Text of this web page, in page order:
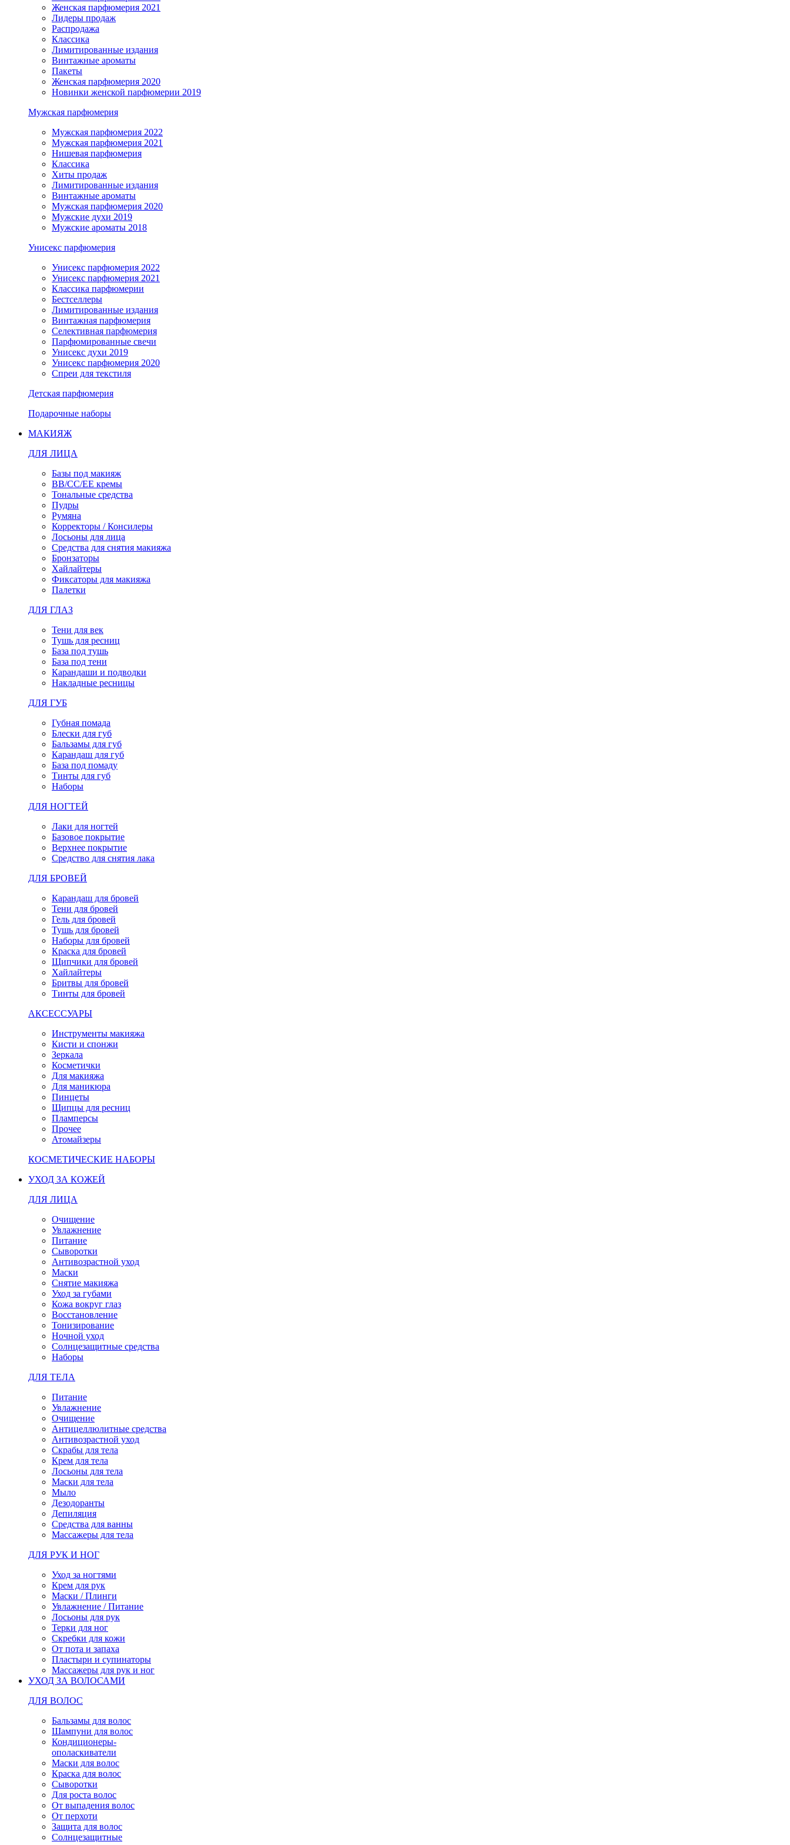
Женская парфюмерия 2021
Лидеры продаж
Распродажа
Классика
Лимитированные издания
Винтажные ароматы
Пакеты
Женская парфюмерия 2020
Новинки женской парфюмерии 2019
Мужская парфюмерия
Мужская парфюмерия 2022
Мужская парфюмерия 2021
Нишевая парфюмерия
Классика
Хиты продаж
Лимитированные издания
Винтажные ароматы
Мужская парфюмерия 2020
Мужские духи 2019
Мужские ароматы 2018
Унисекс парфюмерия
Унисекс парфюмерия 2022
Унисекс парфюмерия 2021
Классика парфюмерии
Бестселлеры
Лимитированные издания
Винтажная парфюмерия
Селективная парфюмерия
Парфюмированные свечи
Унисекс духи 2019
Унисекс парфюмерия 2020
Спреи для текстиля
Детская парфюмерия
Подарочные наборы
МАКИЯЖ
ДЛЯ ЛИЦА
Базы под макияж
BB/CC/EE кремы
Тональные средства
Пудры
Румяна
Корректоры / Консилеры
Лосьоны для лица
Средства для снятия макияжа
Бронзаторы
Хайлайтеры
Фиксаторы для макияжа
Палетки
ДЛЯ ГЛАЗ
Тени для век
Тушь для ресниц
База под тушь
База под тени
Карандаши и подводки
Накладные ресницы
ДЛЯ ГУБ
Губная помада
Блески для губ
Бальзамы для губ
Карандаш для губ
База под помаду
Тинты для губ
Наборы
ДЛЯ НОГТЕЙ
Лаки для ногтей
Базовое покрытие
Верхнее покрытие
Средство для снятия лака
ДЛЯ БРОВЕЙ
Карандаш для бровей
Тени для бровей
Гель для бровей
Тушь для бровей
Наборы для бровей
Краска для бровей
Щипчики для бровей
Хайлайтеры
Бритвы для бровей
Тинты для бровей
АКСЕССУАРЫ
Инструменты макияжа
Кисти и спонжи
Зеркала
Косметички
Для макияжа
Для маникюра
Пинцеты
Щипцы для ресниц
Пламперсы
Прочее
Атомайзеры
КОСМЕТИЧЕСКИЕ НАБОРЫ
УХОД ЗА КОЖЕЙ
ДЛЯ ЛИЦА
Очищение
Увлажнение
Питание
Сыворотки
Антивозрастной уход
Маски
Снятие макияжа
Уход за губами
Кожа вокруг глаз
Восстановление
Тонизирование
Ночной уход
Солнцезащитные средства
Наборы
ДЛЯ ТЕЛА
Питание
Увлажнение
Очищение
Антицеллюлитные средства
Антивозрастной уход
Скрабы для тела
Крем для тела
Лосьоны для тела
Маски для тела
Мыло
Дезодоранты
Депиляция
Средства для ванны
Массажеры для тела
ДЛЯ РУК И НОГ
Уход за ногтями
Крем для рук
Маски / Плинги
Увлажнение / Питание
Лосьоны для рук
Терки для ног
Скребки для кожи
От пота и запаха
Пластыри и супинаторы
Массажеры для рук и ног
УХОД ЗА ВОЛОСАМИ
ДЛЯ ВОЛОС
Бальзамы для волос
Шампуни для волос
Кондиционеры-
ополаскиватели
Маски для волос
Краска для волос
Сыворотки
Для роста волос
От выпадения волос
От перхоти
Защита для волос
Солнцезащитные